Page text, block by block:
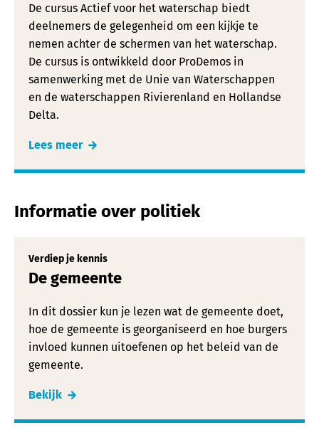
De cursus Actief voor het waterschap biedt
deelnemers de gelegenheid om een kijkje te
nemen achter de schermen van het waterschap.
De cursus is ontwikkeld door ProDemos in
samenwerking met de Unie van Waterschappen
en de waterschappen Rivierenland en Hollandse
Delta.
Lees meer
Informatie over politiek
Verdiep je kennis
De gemeente
In dit dossier kun je lezen wat de gemeente doet,
hoe de gemeente is georganiseerd en hoe burgers
invloed kunnen uitoefenen op het beleid van de
gemeente.
Bekijk